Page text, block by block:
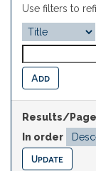
Use filters to
Results/Page
In order